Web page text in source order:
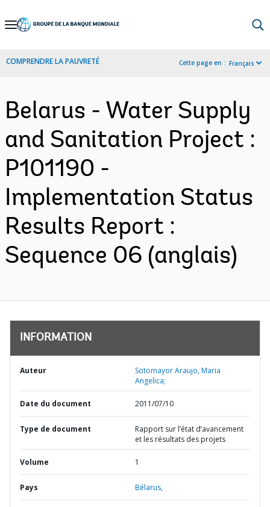
Skip
Navigation
COMPRENDRE LA PAUVRETÉ Cette page en : Français
Belarus - Water Supply
and Sanitation Project :
P101190 -
Implementation Status
Results Report :
Sequence 06 (anglais)
INFORMATION
Auteur
Sotomayor Araujo, Maria
Angelica;
Date du document 2011/07/10
Type de document
Rapport sur l’état d’avancement
et les résultats des projets
Volume 1
Pays Bélarus,